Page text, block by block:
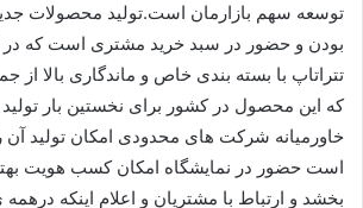
توسعه سهم بازارمان است.تولید محصولات
بودن و حضور در سبد خرید مشتری است که در
تتراتاپ با بسته بندی خاص و ماندگاری بالا از
که این محصول در کشور برای نخستین بار
خاورمیانه شرکت های محدودی امکان تولید آن
است حضور در نمایشگاه امکان کسب هویت
بخشد و ارتباط با مشتریان و اعلام اینکه